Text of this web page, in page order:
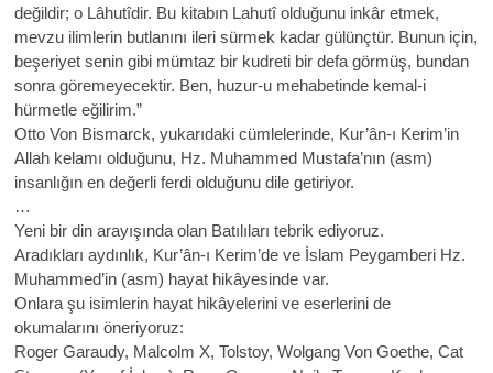
değildir; o Lâhutîdir. Bu kitabın Lahutî olduğunu inkâr etmek,
mevzu ilimlerin butlanını ileri sürmek kadar gülünçtür. Bunun için,
beşeriyet senin gibi mümtaz bir kudreti bir defa görmüş, bundan
sonra göremeyecektir. Ben, huzur-u mehabetinde kemal-i
hürmetle eğilirim.”
Otto Von Bismarck, yukarıdaki cümlelerinde, Kur’ân-ı Kerim’in
Allah kelamı olduğunu, Hz. Muhammed Mustafa’nın (asm)
insanlığın en değerli ferdi olduğunu dile getiriyor.
…
Yeni bir din arayışında olan Batılıları tebrik ediyoruz.
Aradıkları aydınlık, Kur’ân-ı Kerim’de ve İslam Peygamberi Hz.
Muhammed’in (asm) hayat hikâyesinde var.
Onlara şu isimlerin hayat hikâyelerini ve eserlerini de
okumalarını öneriyoruz:
Roger Garaudy, Malcolm X, Tolstoy, Wolgang Von Goethe, Cat